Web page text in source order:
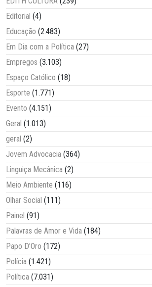
Editorial (4)
Educação (2.483)
Em Dia com a Política (27)
Empregos (3.103)
Espaço Católico (18)
Esporte (1.771)
Evento (4.151)
Geral (1.013)
geral (2)
Jovem Advocacia (364)
Linguiça Mecânica (2)
Meio Ambiente (116)
Olhar Social (111)
Painel (91)
Palavras de Amor e Vida (184)
Papo D'Oro (172)
Polícia (1.421)
Política (7.031)